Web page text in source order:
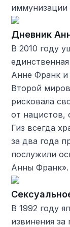
иммунизации
Дневник
В 2010 году
Анне Франк и
Второй
рисковала
от
Гиз всегда
за два года
послужили
Анны Франк».
В 1992 году
извинения за